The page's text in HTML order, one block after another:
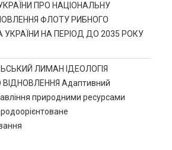
ПРО НАЦІОНАЛЬНУ
ФЛОТУ РИБНОГО
НА ПЕРІОД ДО 2035 РОКУ
ЛИМАН ІДЕОЛОГІЯ
ВІДНОВЛЕННЯ Адаптивний
природними ресурсами